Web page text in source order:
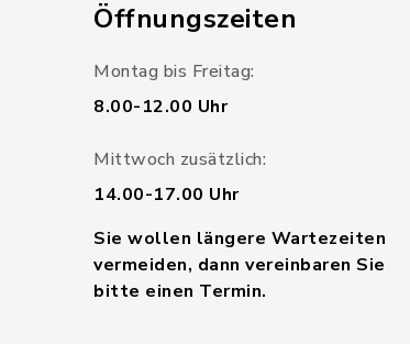
Öffnungszeiten
Montag bis Freitag:
8.00-12.00 Uhr
Mittwoch zusätzlich:
14.00-17.00 Uhr
Sie wollen längere Wartezeiten
vermeiden, dann vereinbaren Sie
bitte einen Termin.